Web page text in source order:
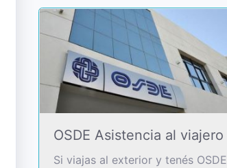
OSDE Asistencia al viajero
Si viajas al exterior y tenés OSDE